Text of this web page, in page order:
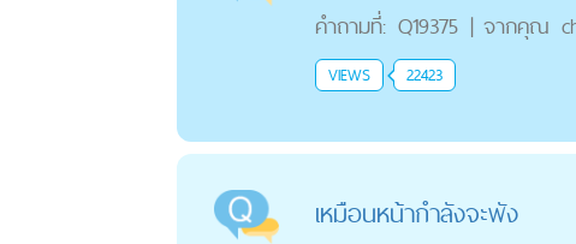
คำถามที่: Q19375 | จากคุณ
VIEWS 22423
เหมือนหน้ากำลังจะพัง